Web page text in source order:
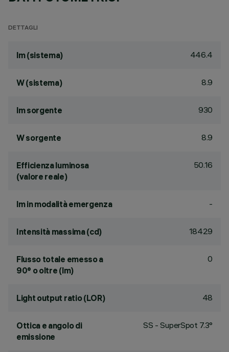
DETTAGLI
lm (sistema) 446.4
W (sistema) 8.9
lm sorgente 930
W sorgente 8.9
Efficienza luminosa
(valore reale)
50.16
lm in modalità emergenza -
Intensità massima (cd) 18429
Flusso totale emesso a
90° o oltre (lm)
0
Light output ratio (LOR) 48
Ottica e angolo di
emissione
SS - SuperSpot 7.3°